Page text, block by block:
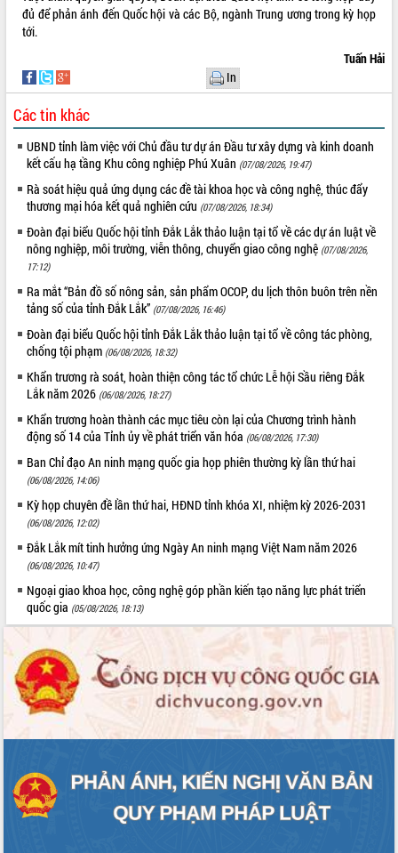
Hội thảo khoa học “Giải pháp thúc đẩy
phát triển nền kinh tế xanh tại tỉnh
Tăng cường giám sát, đôn đốc thực
hiện nhiệm vụ quản lý tài sản công
hàng tuần
Tháo gỡ những vướng mắc, đẩy mạnh
công tác cải cách thủ tục hành chính
tại Trung tâm Phục vụ hành chính
công tỉnh
Đắk Lắk: Tôn vinh 46 giải pháp tại Hội
thi Sáng tạo Kỹ thuật 2024 - 2025
Đắk Lắk rà soát, điều chỉnh Đề án 190
về phát triển nuôi trồng thủy sản
Phó Chủ tịch UBND tỉnh Đắk Lắk
Trương Công Thái kiểm tra thực địa
Dự án cao tốc Khánh Hòa - Buôn Ma
Thuột
Định vị cà phê Việt Nam như một “di
sản sống” trong dòng chảy toàn cầu
Xây dựng nông thôn mới: Nâng cao đời
sống người dân từ những mô hình thiết
thực
Quyết liệt tháo gỡ vướng mắc, đẩy
nhanh tiến độ các dự án trọng điểm
trong Khu kinh tế Nam Phú Yên
Hòn Yến phát triển du lịch gắn với bảo
tồn biển
Lấy ý kiến điều chỉnh Quy hoạch tỉnh
Đắk Lắk thời kỳ 2021-2030, tầm nhìn
đến năm 2050
Phát động chiến dịch 30 ngày đêm
giải phóng mặt bằng Tuyến đường bộ
ven biển
Đắk Lắk nỗ lực thúc đẩy tăng trưởng
kinh tế từ 10% trở lên trong Quý
II/2026
với Tập đoàn Bưu chính Viễn thông
Việt Nam
Thứ trưởng Bộ Y tế làm việc với tỉnh
Đắk Lắk về phát triển nhân lực y tế
đủ để phản ánh đến Quốc hội và các Bộ, ngành Trung ương trong kỳ họp
tới.
Tuấn Hải
In
Các tin khác
UBND tỉnh làm việc với Chủ đầu tư dự án Đầu tư xây dựng và kinh doanh
kết cấu hạ tầng Khu công nghiệp Phú Xuân (07/08/2026, 19:47)
Rà soát hiệu quả ứng dụng các đề tài khoa học và công nghệ, thúc đẩy
thương mại hóa kết quả nghiên cứu (07/08/2026, 18:34)
Đoàn đại biểu Quốc hội tỉnh Đắk Lắk thảo luận tại tổ về các dự án luật về
nông nghiệp, môi trường, viễn thông, chuyển giao công nghệ (07/08/2026,
17:12)
Ra mắt “Bản đồ số nông sản, sản phẩm OCOP, du lịch thôn buôn trên nền
tảng số của tỉnh Đắk Lắk” (07/08/2026, 16:46)
Đoàn đại biểu Quốc hội tỉnh Đắk Lắk thảo luận tại tổ về công tác phòng,
chống tội phạm (06/08/2026, 18:32)
Khẩn trương rà soát, hoàn thiện công tác tổ chức Lễ hội Sầu riêng Đắk
Lắk năm 2026 (06/08/2026, 18:27)
Khẩn trương hoàn thành các mục tiêu còn lại của Chương trình hành
động số 14 của Tỉnh ủy về phát triển văn hóa (06/08/2026, 17:30)
Ban Chỉ đạo An ninh mạng quốc gia họp phiên thường kỳ lần thứ hai
(06/08/2026, 14:06)
Kỳ họp chuyên đề lần thứ hai, HĐND tỉnh khóa XI, nhiệm kỳ 2026-2031
(06/08/2026, 12:02)
Đắk Lắk mít tinh hưởng ứng Ngày An ninh mạng Việt Nam năm 2026
(06/08/2026, 10:47)
Ngoại giao khoa học, công nghệ góp phần kiến tạo năng lực phát triển
quốc gia (05/08/2026, 18:13)